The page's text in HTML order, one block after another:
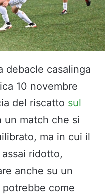
debacle casalinga
10 novembre
del riscatto sul
un match che si
ma in cui il
ridotto,
anche su un
potrebbe come